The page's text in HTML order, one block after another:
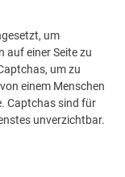
um
auf einer Seite zu
um zu
einem Menschen
Captchas sind für
unverzichtbar.